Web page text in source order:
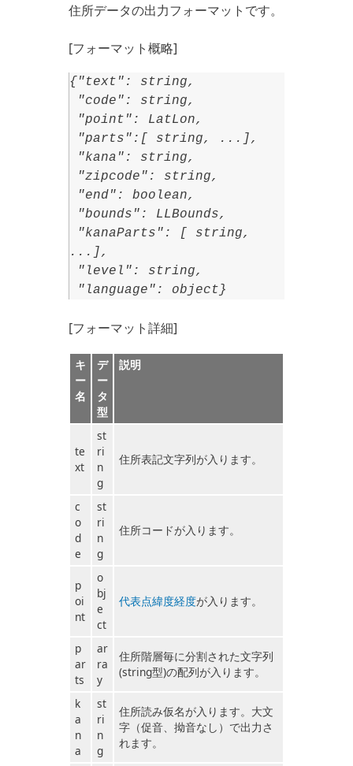
住所データの出力フォーマットです。
[フォーマット概略]
{"text": string,
"code": string,
"point": LatLon,
"parts":[ string, ...],
"kana": string,
"zipcode": string,
"end": boolean,
"bounds": LLBounds,
"kanaParts": [ string,
...],
"level": string,
"language": object}
[フォーマット詳細]
キ
ー
名
デ
ー
タ
型
説明
te
xt
st
ri
n
g
住所表記文字列が入ります。
c
o
d
e
st
ri
n
g
住所コードが入ります。
p
oi
nt
o
bj
e
ct
代表点緯度経度が入ります。
p
ar
ts
ar
ra
y
住所階層毎に分割された文字列
(string型)の配列が入ります。
k
a
n
a
st
ri
n
g
住所読み仮名が入ります。大文
字（促音、拗音なし）で出力さ
れます。